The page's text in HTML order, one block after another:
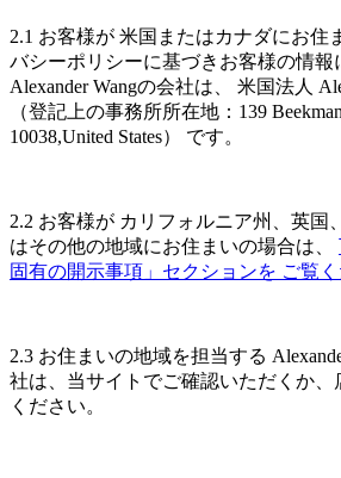
2.1 お客様が 米国またはカナダにお住
バシーポリシーに基づきお客様の情報
Alexander Wangの会社は、 米国法人
（登記上の事務所所在地：139
10038,United States） です。
2.2 お客様が カリフォルニア州、英国
はその他の地域にお住まいの場合は、
固有の開示事項」セクションを ご覧
2.3 お住まいの地域を担当する
社は、当サイトでご確認いただくか、
ください。